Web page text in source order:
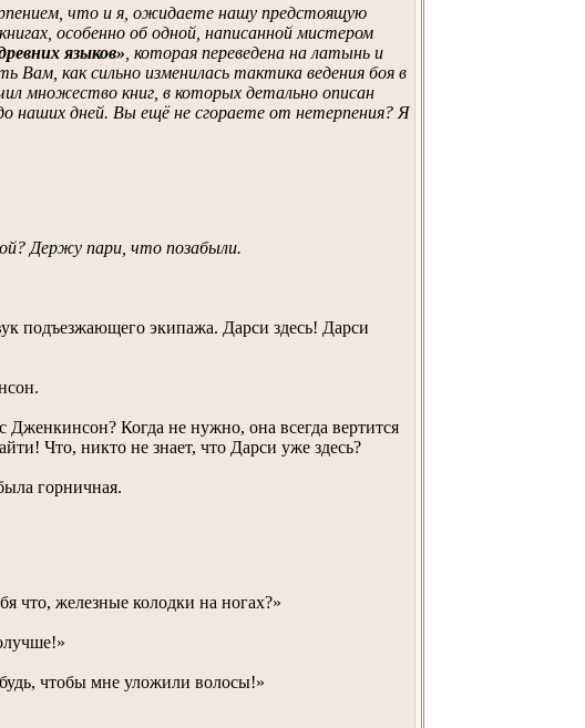
что и я, ожидаете нашу предстоящую
особенно об одной, написанной мистером
языков» , которая переведена на латынь и
Вам, как сильно изменилась тактика ведения боя в
множество книг, в которых детально описан
наших дней. Вы ещё не сгораете от нетерпения? Я
Держу пари, что позабыли.
подъезжающего экипажа. Дарси здесь! Дарси
Дженкинсон? Когда не нужно, она всегда вертится
Что, никто не знает, что Дарси уже здесь?
горничная.
что, железные колодки на ногах?»
чтобы мне уложили волосы!»